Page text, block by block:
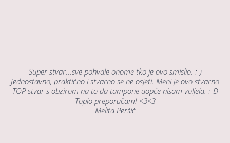
Super stvar...sve pohvale onome tko je ovo smislio. :-)
Jednostavno, praktično i stvarno se ne osjeti. Meni je ovo stvarno
TOP stvar s obzirom na to da tampone uopće nisam voljela. :-D
Toplo preporučam! <3<3
Melita Peršič